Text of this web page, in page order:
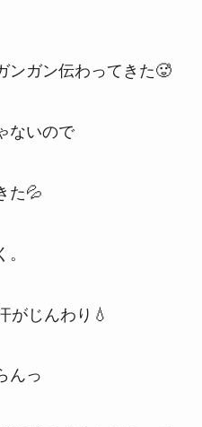
ンガン伝わってきた🥵
ないので
た💦
がじんわり💧
んっ